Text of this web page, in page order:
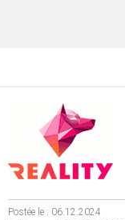
Postée le : 06.12.2024